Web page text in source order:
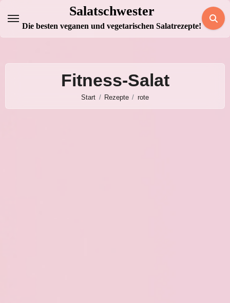
Inhalt
springen
Salatschwester
Die besten veganen und vegetarischen Salatrezepte!
Fitness-Salat
Start Rezepte rote